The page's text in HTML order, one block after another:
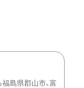
島県郡山市、富